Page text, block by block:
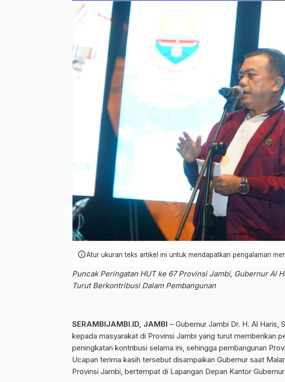
infoAtur ukuran teks artikel ini untuk mendapatkan pengalaman
Puncak Peringatan HUT ke 67 Provinsi Jambi, Gubernur Al
Turut Berkontribusi Dalam Pembangunan
SERAMBIJAMBI.ID, JAMBI – Gubernur Jambi Dr. H. Al Haris,
kepada masyarakat di Provinsi Jambi yang turut memberikan
peningkatan kontribusi selama ini, sehingga pembangunan
Ucapan terima kasih tersebut disampaikan Gubernur saat
Provinsi Jambi, bertempat di Lapangan Depan Kantor